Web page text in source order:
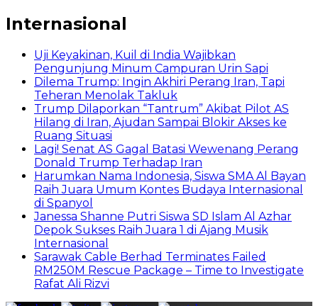
Internasional
Uji Keyakinan, Kuil di India Wajibkan
Pengunjung Minum Campuran Urin Sapi
Dilema Trump: Ingin Akhiri Perang Iran, Tapi
Teheran Menolak Takluk
Trump Dilaporkan “Tantrum” Akibat Pilot AS
Hilang di Iran, Ajudan Sampai Blokir Akses ke
Ruang Situasi
Lagi! Senat AS Gagal Batasi Wewenang Perang
Donald Trump Terhadap Iran
Harumkan Nama Indonesia, Siswa SMA Al Bayan
Raih Juara Umum Kontes Budaya Internasional
di Spanyol
Janessa Shanne Putri Siswa SD Islam Al Azhar
Depok Sukses Raih Juara 1 di Ajang Musik
Internasional
Sarawak Cable Berhad Terminates Failed
RM250M Rescue Package – Time to Investigate
Rafat Ali Rizvi